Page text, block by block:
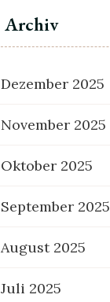
Archiv
Dezember 2025
November 2025
Oktober 2025
September 2025
August 2025
Juli 2025